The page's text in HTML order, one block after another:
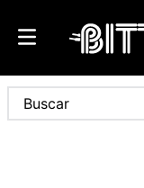
Buscar